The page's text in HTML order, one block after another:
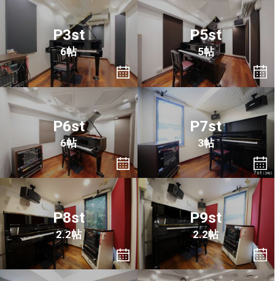
P3st
6帖
P5st
5帖
P6st
6帖
P7st
3帖
P8st
2.2帖
P9st
2.2帖